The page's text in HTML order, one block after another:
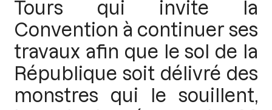
Tours qui invite la
Convention à continuer ses
travaux afin que le sol de la
République soit délivré des
monstres qui le souillent,